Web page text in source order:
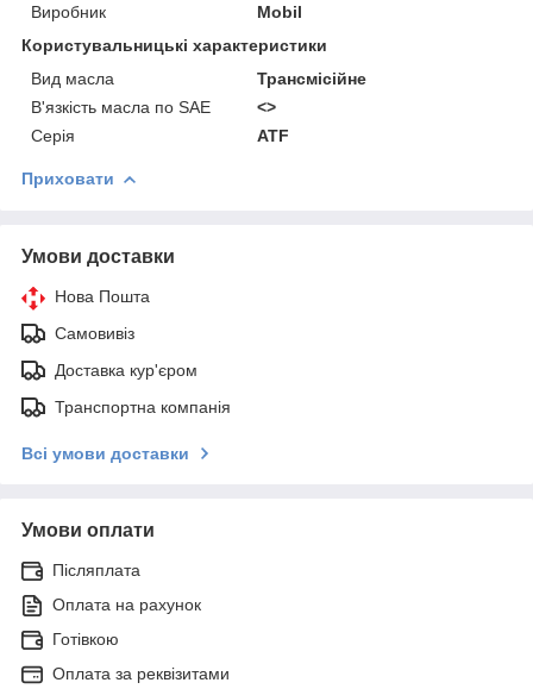
Виробник
Mobil
Користувальницькі характеристики
Вид масла
Трансмісійне
В'язкість масла по SAE
<>
Серія
ATF
Приховати
Умови доставки
Нова Пошта
Самовивіз
Доставка кур'єром
Транспортна компанія
Всі умови доставки
Умови оплати
Післяплата
Оплата на рахунок
Готівкою
Оплата за реквізитами